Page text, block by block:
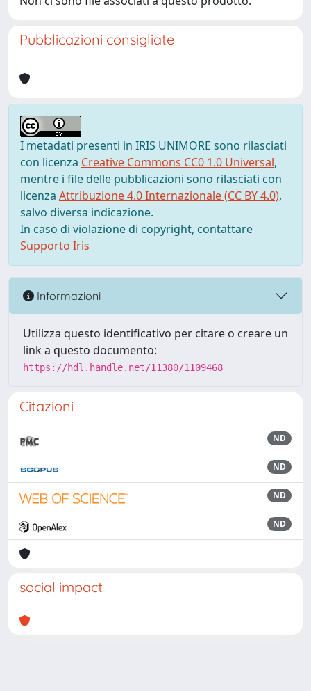
Pubblicazioni consigliate
I metadati presenti in IRIS UNIMORE sono rilasciati
con licenza Creative Commons CC0 1.0 Universal,
mentre i file delle pubblicazioni sono rilasciati con
licenza Attribuzione 4.0 Internazionale (CC BY 4.0),
salvo diversa indicazione.
In caso di violazione di copyright, contattare
Supporto Iris
Informazioni
Utilizza questo identificativo per citare o creare un
link a questo documento:
https://hdl.handle.net/11380/1109468
Citazioni
ND
ND
ND
ND
social impact